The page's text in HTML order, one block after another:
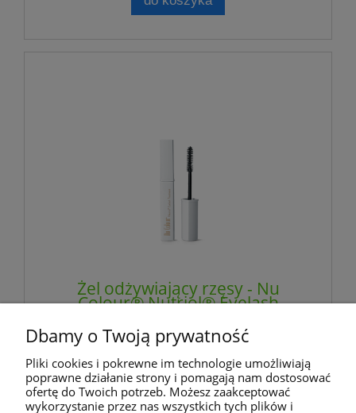
Żel odżywiający rzęsy - Nu
Colour® Nutriol® Eyelash
169,99 zł
zawiera 23% VAT, bez kosztów dostawy
Dbamy o Twoją prywatność
Pliki cookies i pokrewne im technologie umożliwiają
poprawne działanie strony i pomagają nam dostosować
ofertę do Twoich potrzeb. Możesz zaakceptować
wykorzystanie przez nas wszystkich tych plików i